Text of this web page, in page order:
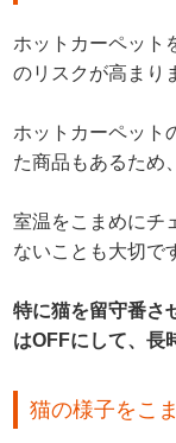
ホットカーペット
のリスクが高まり
ホットカーペット
た商品もあるため
室温をこまめにチ
ないことも大切で
特に猫を留守番さ
はOFFにして、長
猫の様子をこ